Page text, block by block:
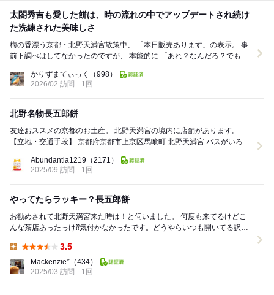
太閤秀吉も愛した餅は、時の流れの中でアップデートされ続け
た洗練された美味しさ
梅の香漂う京都・北野天満宮散策中、 「本日販売あります」の表示。 事
前下調べはしてなかったのですが、 本能的に 「あれ？なんだろ？でもラ
かりずまてぃっく
（998）
2026/02 訪問
1回
北野名物長五郎餅
友達おススメの京都のお土産。 北野天満宮の境内に店舗があります。
【立地・交通手段】 京都府京都市上京区馬喰町 北野天満宮 バスがいろい
Abundantia1219 （2171）
2025/09 訪問
1回
やってたらラッキー？長五郎餅
お勧めされて北野天満宮来た時は！と伺いました。 何度も来てるけどこ
んな茶店あったっけ⁇気付かなかったです。どうやらいつも開いてる訳で
3.5
Mackenzie* （434）
2025/03 訪問
1回